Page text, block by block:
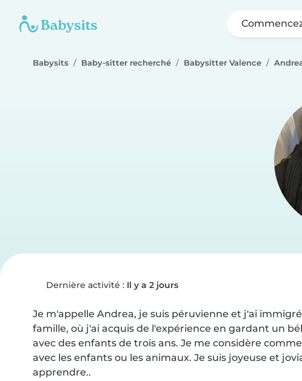
Babysits Baby-sitter recherché Babysitter Valence
Dernière activité : Il y a 2 jours
Je m'appelle Andrea, je suis péruvienne et j'ai
famille, où j'ai acquis de l'expérience en gardant un
avec des enfants de trois ans. Je me considère
avec les enfants ou les animaux. Je suis joyeuse et
apprendre..